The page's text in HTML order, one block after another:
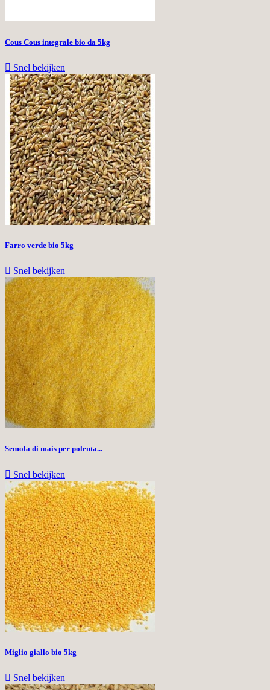
Cous Cous integrale bio da 5kg
 Snel bekijken
Farro verde bio 5kg
 Snel bekijken
Semola di mais per polenta...
 Snel bekijken
Miglio giallo bio 5kg
 Snel bekijken